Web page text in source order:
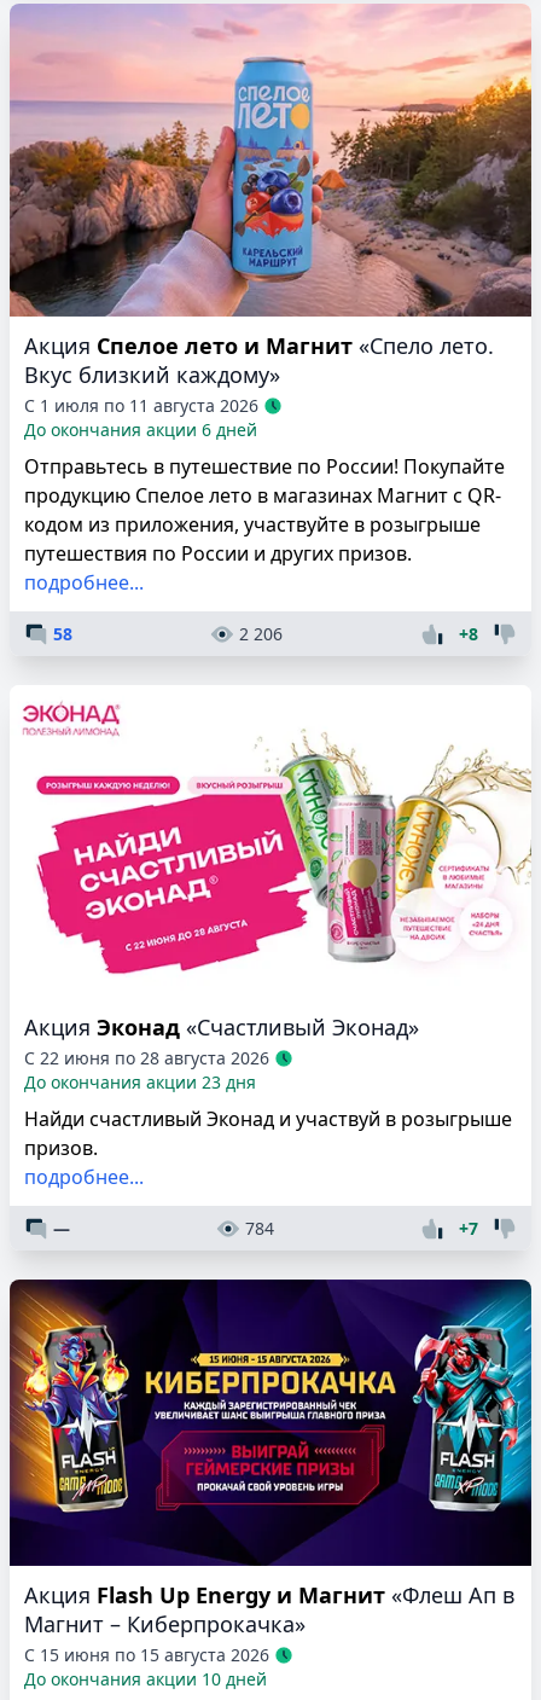
Акция Спелое лето и Магнит «Спело лето.
Вкус близкий каждому»
С 1 июля по 11 августа 2026
До окончания акции 6 дней
Отправьтесь в путешествие по России! Покупайте
продукцию Спелое лето в магазинах Магнит с QR-
кодом из приложения, участвуйте в розыгрыше
путешествия по России и других призов.
подробнее...
58 2 206 +8
Акция Эконад «Счастливый Эконад»
С 22 июня по 28 августа 2026
До окончания акции 23 дня
Найди счастливый Эконад и участвуй в розыгрыше
призов.
подробнее...
— 784 +7
Акция Flash Up Energy и Магнит «Флеш Ап в
Магнит – Киберпрокачка»
С 15 июня по 15 августа 2026
До окончания акции 10 дней